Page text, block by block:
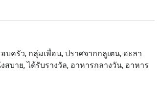
บครัว, กลุ่มเพื่อน, ปราศจากกลูเตน, อะลา
บาย, ได้รับรางวัล, อาหารกลางวัน, อาหาร